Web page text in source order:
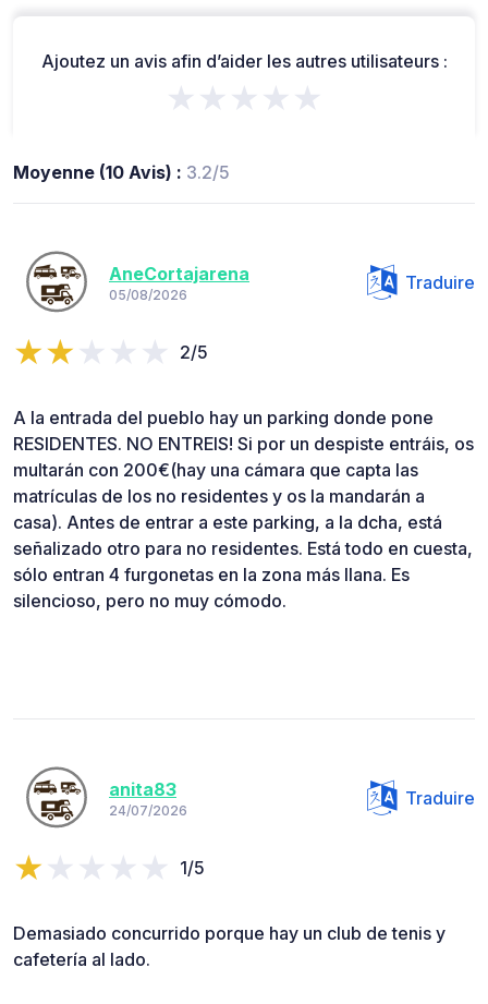
Ajoutez un avis afin d’aider les autres utilisateurs :
★★★★★
Moyenne (10 Avis) : 3.2/5
AneCortajarena
05/08/2026
Traduire
2/5
A la entrada del pueblo hay un parking donde pone
RESIDENTES. NO ENTREIS! Si por un despiste entráis, os
multarán con 200€(hay una cámara que capta las
matrículas de los no residentes y os la mandarán a
casa). Antes de entrar a este parking, a la dcha, está
señalizado otro para no residentes. Está todo en cuesta,
sólo entran 4 furgonetas en la zona más llana. Es
silencioso, pero no muy cómodo.
anita83
24/07/2026
Traduire
1/5
Demasiado concurrido porque hay un club de tenis y
cafetería al lado.